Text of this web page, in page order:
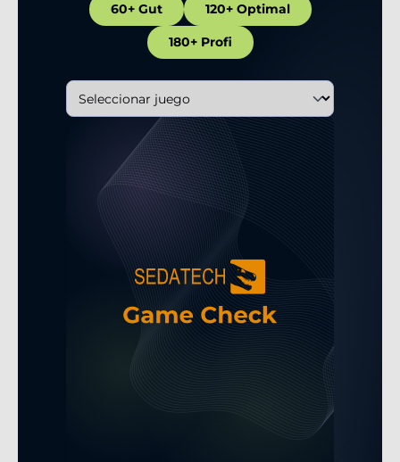
60+ Gut 120+ Optimal
180+ Profi